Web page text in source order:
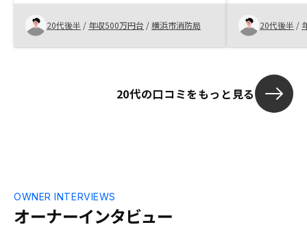
20代後半 / 年収500万円台 /横浜市消防局 20代後半 /
20代の口コミをもっと見る
オーナーインタビュー
OWNER INTERVIEWS